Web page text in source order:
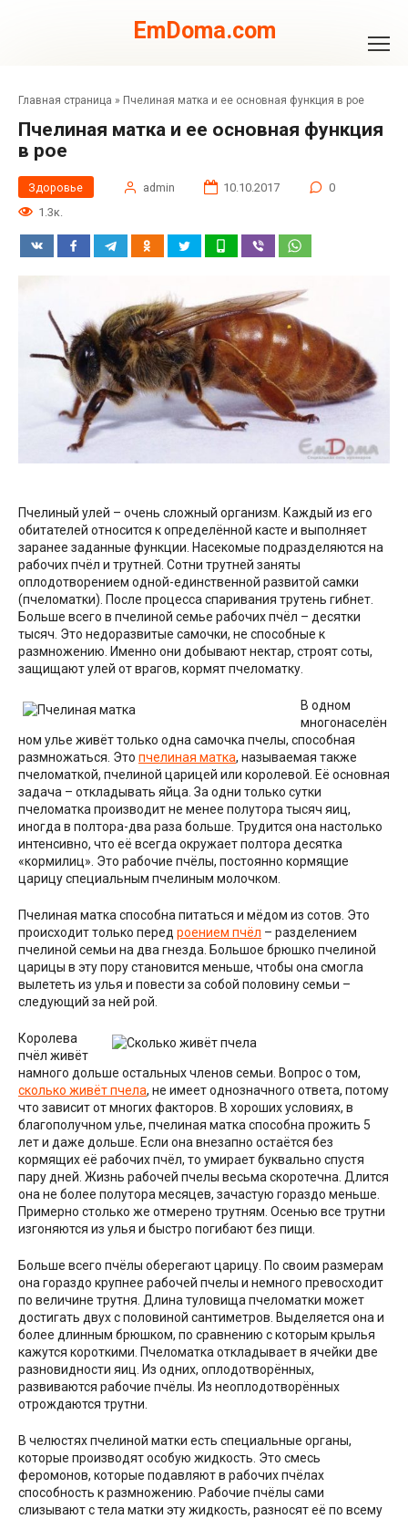
EmDoma.com
Главная страница » Пчелиная матка и ее основная функция в рое
Пчелиная матка и ее основная функция
в рое
Здоровье admin 10.10.2017
0
1.3к.
Пчелиный улей – очень сложный организм. Каждый из его
обитателей относится к определённой касте и выполняет
заранее заданные функции. Насекомые подразделяются на
рабочих пчёл и трутней. Сотни трутней заняты
оплодотворением одной-единственной развитой самки
(пчеломатки). После процесса спаривания трутень гибнет.
Больше всего в пчелиной семье рабочих пчёл – десятки
тысяч. Это недоразвитые самочки, не способные к
размножению. Именно они добывают нектар, строят соты,
защищают улей от врагов, кормят пчеломатку.
В одном
многонаселён
ном улье живёт только одна самочка пчелы, способная
размножаться. Это пчелиная матка, называемая также
пчеломаткой, пчелиной царицей или королевой. Её основная
задача – откладывать яйца. За одни только сутки
пчеломатка производит не менее полутора тысяч яиц,
иногда в полтора-два раза больше. Трудится она настолько
интенсивно, что её всегда окружает полтора десятка
«кормилиц». Это рабочие пчёлы, постоянно кормящие
царицу специальным пчелиным молочком.
Пчелиная матка способна питаться и мёдом из сотов. Это
происходит только перед роением пчёл – разделением
пчелиной семьи на два гнезда. Большое брюшко пчелиной
царицы в эту пору становится меньше, чтобы она смогла
вылететь из улья и повести за собой половину семьи –
следующий за ней рой.
Королева
пчёл живёт
намного дольше остальных членов семьи. Вопрос о том,
сколько живёт пчела, не имеет однозначного ответа, потому
что зависит от многих факторов. В хороших условиях, в
благополучном улье, пчелиная матка способна прожить 5
лет и даже дольше. Если она внезапно остаётся без
кормящих её рабочих пчёл, то умирает буквально спустя
пару дней. Жизнь рабочей пчелы весьма скоротечна. Длится
она не более полутора месяцев, зачастую гораздо меньше.
Примерно столько же отмерено трутням. Осенью все трутни
изгоняются из улья и быстро погибают без пищи.
Больше всего пчёлы оберегают царицу. По своим размерам
она гораздо крупнее рабочей пчелы и немного превосходит
по величине трутня. Длина туловища пчеломатки может
достигать двух с половиной сантиметров. Выделяется она и
более длинным брюшком, по сравнению с которым крылья
кажутся короткими. Пчеломатка откладывает в ячейки две
разновидности яиц. Из одних, оплодотворённых,
развиваются рабочие пчёлы. Из неоплодотворённых
отрождаются трутни.
В челюстях пчелиной матки есть специальные органы,
которые производят особую жидкость. Это смесь
феромонов, которые подавляют в рабочих пчёлах
способность к размножению. Рабочие пчёлы сами
слизывают с тела матки эту жидкость, разносят её по всему